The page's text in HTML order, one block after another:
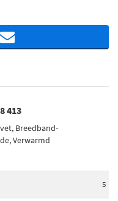
413
Breedband-
Verwarmd
5